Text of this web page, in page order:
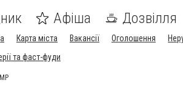
Афіша Дозвілля
Карта міста Вакансії Оголошення
та фаст-фуди